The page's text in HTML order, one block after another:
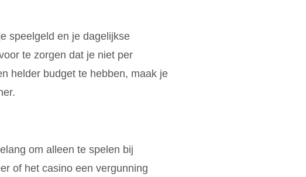
speelgeld en je dagelijkse
te zorgen dat je niet per
helder budget te hebben, maak je
om alleen te spelen bij
of het casino een vergunning